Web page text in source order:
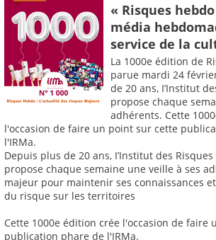
« Risques
média
service de la
La 1000e édition de
parue mardi 24
de 20 ans, I’Institut
propose chaque
adhérents. Cette
l'occasion de faire un point sur cette
l'IRMa.
Depuis plus de 20 ans, I’Institut des
propose chaque semaine une veille à ses
majeur pour maintenir ses connaissances
du risque sur les territoires
Cette 1000e édition crée l'occasion de faire
publication phare de l'IRMa.